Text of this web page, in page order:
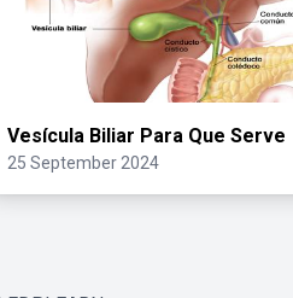
Vesícula Biliar Para Que Serve
25 September 2024